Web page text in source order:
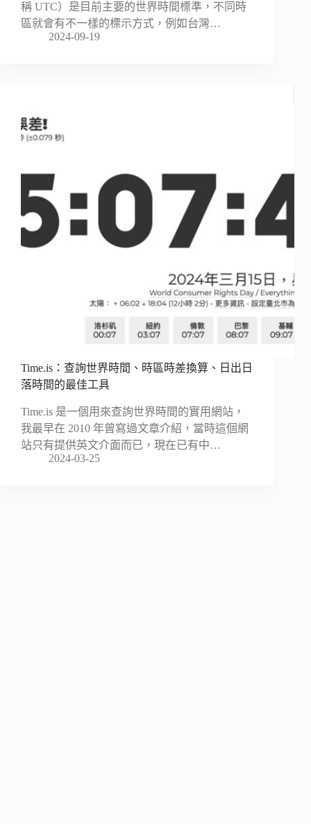
稱 UTC）是目前主要的世界時間標準，不同時
區就會有不一樣的標示方式，例如台灣…
2024-09-19
Time.is：查詢世界時間、時區時差換算、日出日
落時間的最佳工具
Time.is 是一個用來查詢世界時間的實用網站，
我最早在 2010 年曾寫過文章介紹，當時這個網
站只有提供英文介面而已，現在已有中…
2024-03-25